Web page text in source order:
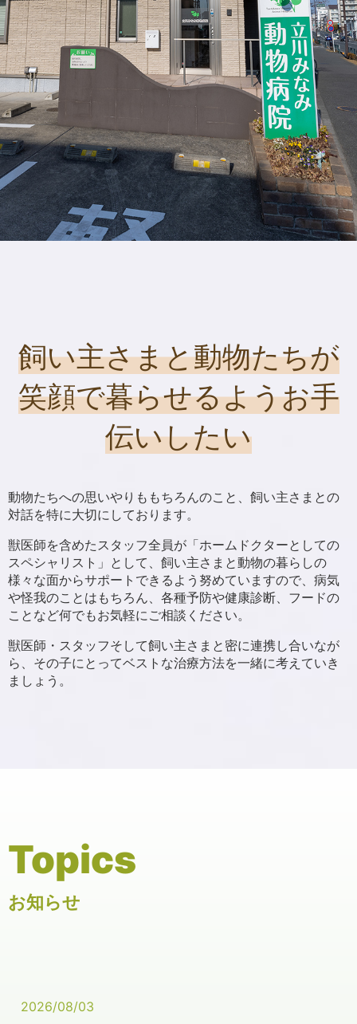
飼い主さまと動物たちが
笑顔で暮らせるようお手
伝いしたい
動物たちへの思いやりももちろんのこと、飼い主さまとの
対話を特に大切にしております。
獣医師を含めたスタッフ全員が「ホームドクターとしての
スペシャリスト」として、 飼い主さまと動物の暮らしの
様々な面からサポートできるよう努めていますので、病気
や怪我のことはもちろん、 各種予防や健康診断、フードの
ことなど何でもお気軽にご相談ください。
獣医師・スタッフそして飼い主さまと密に連携し合いなが
ら、 その子にとってベストな治療方法を一緒に考えていき
ましょう。
Topics
お知らせ
2026/08/03